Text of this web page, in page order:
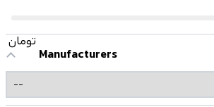
تومان
Manufacturers